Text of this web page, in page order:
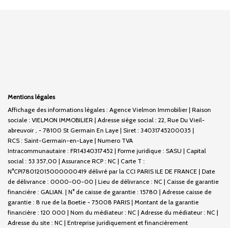
Mentions légales
Affichage des informations légales : Agence Vielmon Immobilier | Raison
sociale : VIELMON IMMOBILIER | Adresse siège social : 22, Rue Du Vieil-
abreuvoir , - 78100 St Germain En Laye | Siret : 34031745200035 |
RCS : Saint-Germain-en-Laye | Numero TVA
Intracommunautaire : FR14340317452 | Forme juridique : SASU | Capital
social : 53 357,00 | Assurance RCP : NC | Carte T :
N°CPI78012015000000419 délivré par la CCI PARIS ILE DE FRANCE | Date
de délivrance : 0000-00-00 | Lieu de délivrance : NC | Caisse de garantie
financière : GALIAN. | N° de caisse de garantie : 15780 | Adresse caisse de
garantie : 8 rue de la Boetie - 75008 PARIS | Montant de la garantie
financière : 120 000 | Nom du médiateur : NC | Adresse du médiateur : NC |
Adresse du site : NC | Entreprise juridiquement et financièrement